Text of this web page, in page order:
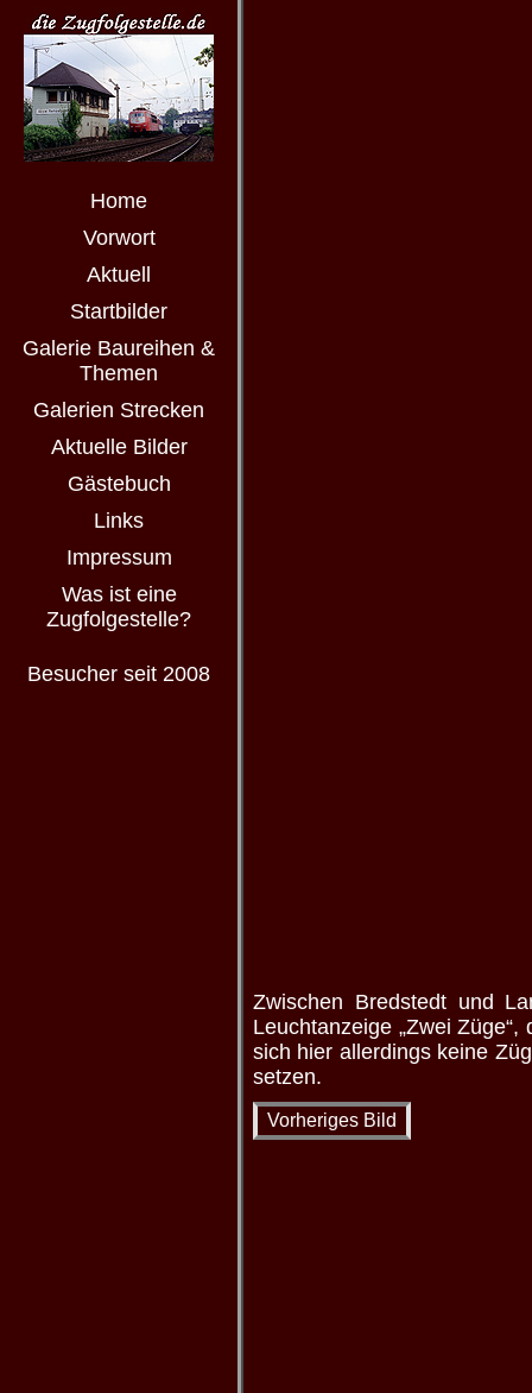
Home
Vorwort
Aktuell
Startbilder
Galerie Baureihen &
Themen
Galerien Strecken
Aktuelle Bilder
Gästebuch
Links
Impressum
Was ist eine
Zugfolgestelle?
Besucher seit 2008
Zwischen Bredstedt und
Leuchtanzeige „Zwei
sich hier allerdings keine
setzen.
Vorheriges Bild